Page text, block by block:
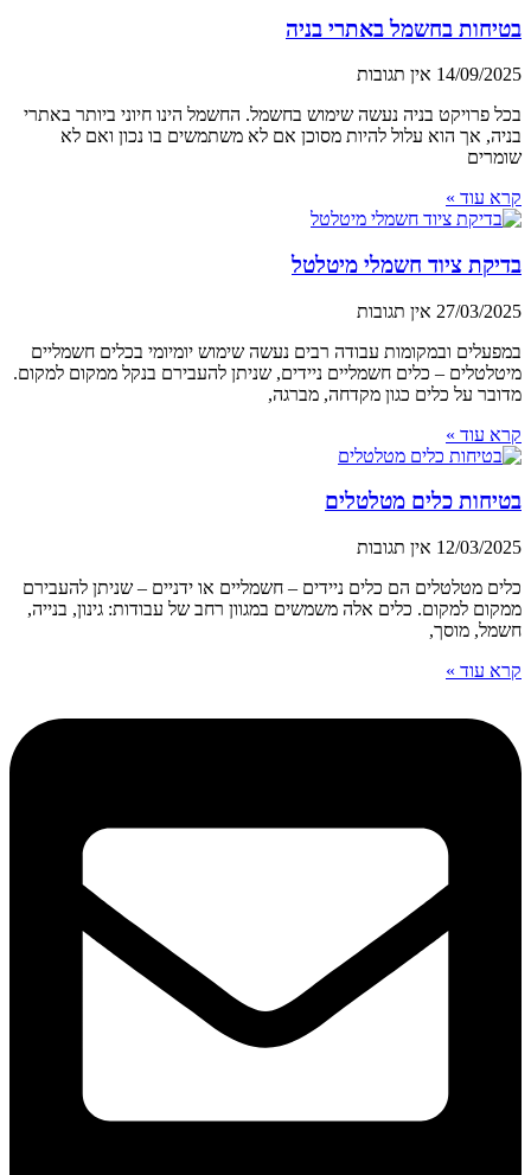
בטיחות בחשמל באתרי בניה
14/09/2025 אין תגובות
בכל פרויקט בניה נעשה שימוש בחשמל. החשמל הינו חיוני ביותר באתרי
בניה, אך הוא עלול להיות מסוכן אם לא משתמשים בו נכון ואם לא
שומרים
קרא עוד »
בדיקת ציוד חשמלי מיטלטל
27/03/2025 אין תגובות
במפעלים ובמקומות עבודה רבים נעשה שימוש יומיומי בכלים חשמליים
מיטלטלים – כלים חשמליים ניידים, שניתן להעבירם בנקל ממקום למקום.
מדובר על כלים כגון מקדחה, מברגה,
קרא עוד »
בטיחות כלים מטלטלים
12/03/2025 אין תגובות
כלים מטלטלים הם כלים ניידים – חשמליים או ידניים – שניתן להעבירם
ממקום למקום. כלים אלה משמשים במגוון רחב של עבודות: גינון, בנייה,
חשמל, מוסך,
קרא עוד »